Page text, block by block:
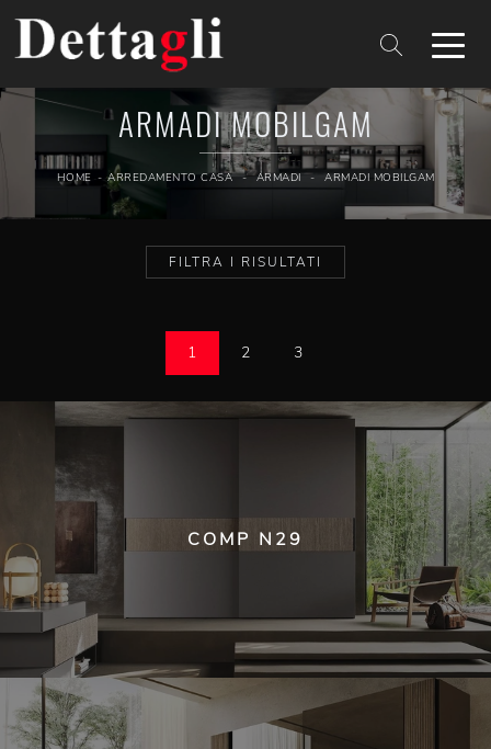
ARMADI MOBILGAM
HOME - ARREDAMENTO CASA - ARMADI - ARMADI MOBILGAM
FILTRA I RISULTATI
1 2 3
COMP N29